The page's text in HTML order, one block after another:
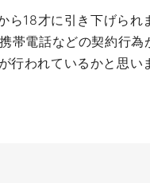
18才に引き下げられ
帯電話などの契約行
行われているかと思